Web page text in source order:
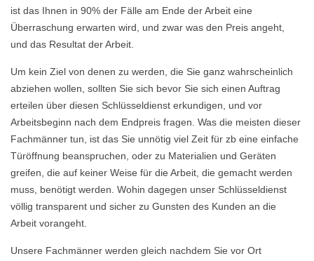
ist das Ihnen in 90% der Fälle am Ende der Arbeit eine
Überraschung erwarten wird, und zwar was den Preis angeht,
und das Resultat der Arbeit.
Um kein Ziel von denen zu werden, die Sie ganz wahrscheinlich
abziehen wollen, sollten Sie sich bevor Sie sich einen Auftrag
erteilen über diesen Schlüsseldienst erkundigen, und vor
Arbeitsbeginn nach dem Endpreis fragen. Was die meisten dieser
Fachmänner tun, ist das Sie unnötig viel Zeit für zb eine einfache
Türöffnung beanspruchen, oder zu Materialien und Geräten
greifen, die auf keiner Weise für die Arbeit, die gemacht werden
muss, benötigt werden. Wohin dagegen unser Schlüsseldienst
völlig transparent und sicher zu Gunsten des Kunden an die
Arbeit vorangeht.
Unsere Fachmänner werden gleich nachdem Sie vor Ort